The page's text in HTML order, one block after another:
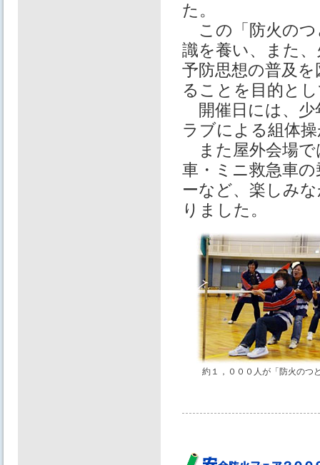
た。
この「防火のつ
識を養い、また
予防思想の普及
ることを目的と
開催日には、少
ラブによる組体
また屋外会場で
車・ミニ救急車
ーなど、楽しみ
りました。
約１，０００人が「防火のつ